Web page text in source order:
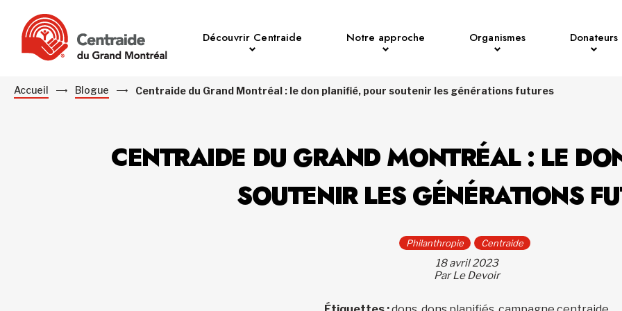
Découvrir Centraide Notre approche Organismes Donateurs
Accueil Blogue Centraide du Grand Montréal : le don planifié, pour soutenir les générations futures
CENTRAIDE DU GRAND MONTRÉAL : LE
SOUTENIR LES GÉNÉRATIONS
Philanthropie Centraide
18 avril 2023
Par Le Devoir